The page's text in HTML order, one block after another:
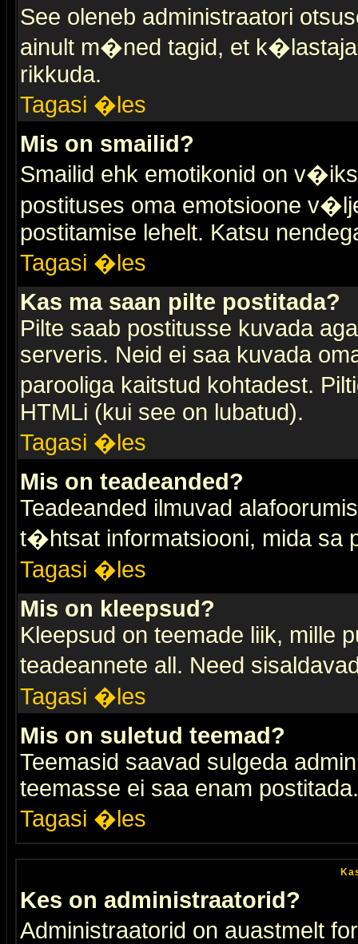
See oleneb administraatori
ainult m�ned tagid, et
rikkuda.
Tagasi �les
Mis on smailid?
Smailid ehk emotikonid on
postituses oma emotsioone
postitamise lehelt. Katsu
Tagasi �les
Kas ma saan pilte postitada?
Pilte saab postitusse kuvada
serveris. Neid ei saa kuvada
parooliga kaitstud kohtadest.
HTMLi (kui see on lubatud).
Tagasi �les
Mis on teadeanded?
Teadeanded ilmuvad
t�htsat informatsiooni, mida sa
Tagasi �les
Mis on kleepsud?
Kleepsud on teemade liik, mille
teadeannete all. Need
Tagasi �les
Mis on suletud teemad?
Teemasid saavad sulgeda
teemasse ei saa enam postitada.
Tagasi �les
Kes on administraatorid?
Administraatorid on auastmelt